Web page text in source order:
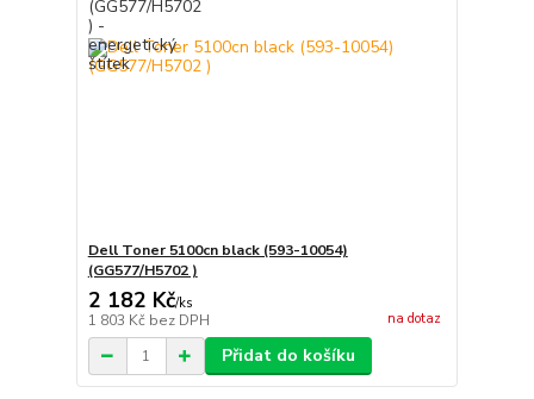
Dell Toner 5100cn black (593-10054)
(GG577/H5702 )
2 182 Kč/ks
1 803 Kč bez DPH na dotaz
Přidat do košíku